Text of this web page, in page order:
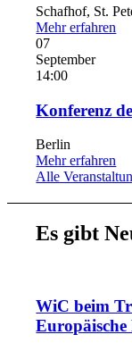
Schafhof, St.
Mehr erfahren
07
September
14:00
Konferenz
Berlin
Mehr erfahren
Alle
Es gibt
WiC beim
Europäische